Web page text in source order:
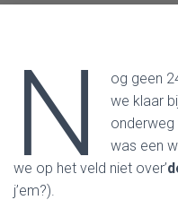
N
og geen
we klaar
was een
we op het veld niet over’
j’em?).